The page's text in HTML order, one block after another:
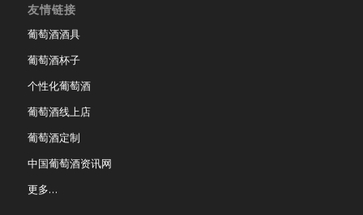
友情链接
葡萄酒酒具
葡萄酒杯子
个性化葡萄酒
葡萄酒线上店
葡萄酒定制
中国葡萄酒资讯网
更多…